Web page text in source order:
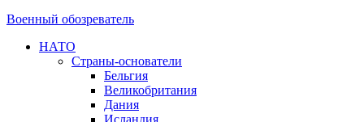
Военный обозреватель
НАТО
Страны-основатели
Бельгия
Великобритания
Дания